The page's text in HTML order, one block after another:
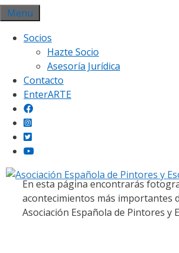
Saltar
al
contenido
Menu
Socios
Hazte Socio
Asesoría Jurídica
Contacto
EnterARTEGalería
En esta página encontrarás
acontecimientos más importantes
Asociación Española de Pintores y